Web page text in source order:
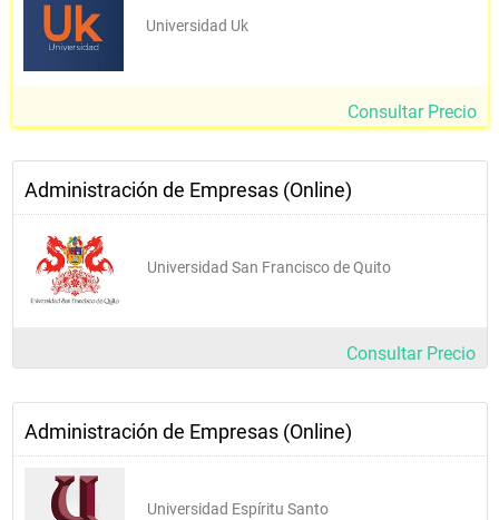
Universidad Uk
Consultar Precio
Administración de Empresas (Online)
Universidad San Francisco de Quito
Consultar Precio
Administración de Empresas (Online)
Universidad Espíritu Santo